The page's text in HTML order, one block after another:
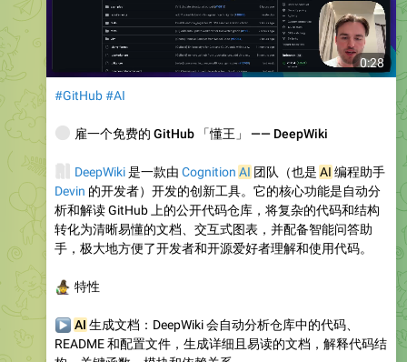
0:28
#GitHub#AI
雇一个免费的 GitHub 「懂王」 —— DeepWiki
DeepWiki是一款由 Cognition AI 团队（也是 AI 编程助手
Devin 的开发者）开发的创新工具。它的核心功能是自动分
析和解读 GitHub 上的公开代码仓库，将复杂的代码和结构
转化为清晰易懂的文档、交互式图表，并配备智能问答助
手，极大地方便了开发者和开源爱好者理解和使用代码。
特性
AI 生成文档 ：DeepWiki 会自动分析仓库中的代码、
README 和配置文件，生成详细且易读的文档，解释代码结